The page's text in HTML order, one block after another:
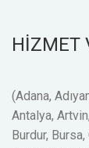
HİZMET
(Adana,
Antalya,
Burdur, Bursa,